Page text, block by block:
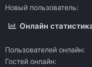
Новый пользователь
Онлайн
Пользователей онлайн
Гостей онлайн